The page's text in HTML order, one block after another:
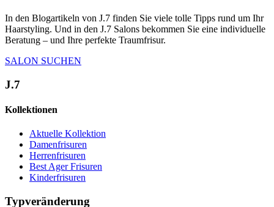
In den Blogartikeln von J.7 finden Sie viele tolle Tipps rund um Ihr
Haarstyling. Und in den J.7 Salons bekommen Sie eine individuelle
Beratung – und Ihre perfekte Traumfrisur.
SALON SUCHEN
J.7
Kollektionen
Aktuelle Kollektion
Damenfrisuren
Herrenfrisuren
Best Ager Frisuren
Kinderfrisuren
Typveränderung